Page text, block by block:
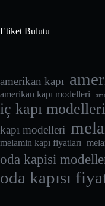
Etiket Bulutu
amerikan kapı
amerikan kapı modelleri
iç kapı modelleri
kapı modelleri
melamin kapı fiyatları
oda kapisi
oda kapısı